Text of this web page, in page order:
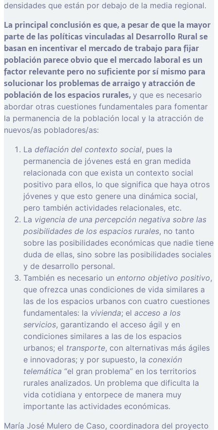
densidades que están por debajo de la media regional.
La principal conclusión es que, a pesar de que la mayor
parte de las políticas vinculadas al Desarrollo Rural se
basan en incentivar el mercado de trabajo para fijar
población parece obvio que el mercado laboral es un
factor relevante pero no suficiente por sí mismo para
solucionar los problemas de arraigo y atracción de
población de los espacios rurales, y que es necesario
abordar otras cuestiones fundamentales para fomentar
la permanencia de la población local y la atracción de
nuevos/as pobladores/as:
La deflación del contexto social, pues la
permanencia de jóvenes está en gran medida
relacionada con que exista un contexto social
positivo para ellos, lo que significa que haya otros
jóvenes y que esto genere una dinámica social,
pero también actividades relacionales, etc.
La vigencia de una percepción negativa sobre las
posibilidades de los espacios rurales, no tanto
sobre las posibilidades económicas que nadie tiene
duda de ellas, sino sobre las posibilidades sociales
y de desarrollo personal.
También es necesario un entorno objetivo positivo,
que ofrezca unas condiciones de vida similares a
las de los espacios urbanos con cuatro cuestiones
fundamentales: la vivienda; el acceso a los
servicios, garantizando el acceso ágil y en
condiciones similares a las de los espacios
urbanos; el transporte, con alternativas más ágiles
e innovadoras; y por supuesto, la conexión
telemática “el gran problema” en los territorios
rurales analizados. Un problema que dificulta la
vida cotidiana y entorpece de manera muy
importante las actividades económicas.
María José Mulero de Caso, coordinadora del proyecto